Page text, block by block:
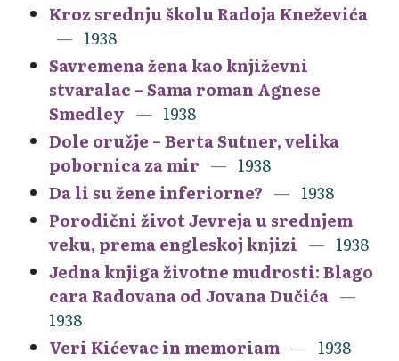
Kroz srednju školu Radoja Kneževića
1938
Savremena žena kao književni
stvaralac – Sama roman Agnese
Smedley
1938
Dole oružje – Berta Sutner, velika
pobornica za mir
1938
Da li su žene inferiorne?
1938
Porodični život Jevreja u srednjem
veku, prema engleskoj knjizi
1938
Jedna knjiga životne mudrosti: Blago
cara Radovana od Jovana Dučića
1938
Veri Kićevac in memoriam
1938